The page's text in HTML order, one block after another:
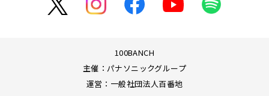
100BANCH
主催：パナソニックグループ
運営：一般社団法人百番地